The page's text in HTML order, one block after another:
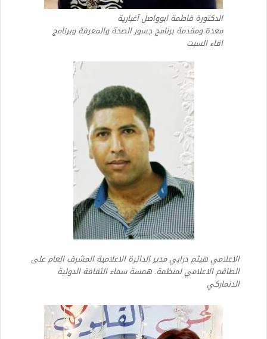
الدكتورة فاطمة ابوواصل آغبارية
معدة ومقدمة برنامج جسور الصحة والمعرفة وبرنامج
اقاء السبت
الاعلامي هيثم درابي مدير الدائرة الاعلامية المشرف العام على
الطاقم الاعلامي لمنظمة. همسة سماء الثقافة الدولية
الدنماركي